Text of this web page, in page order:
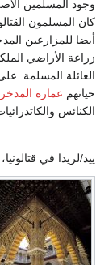
وجود المسلمين
كان المسلمون
أيضا للمزارعين
زراعة الأراضي
العائلة المسلمة.
حياتهم عمارة
الكنائس
ييد/لريدا في